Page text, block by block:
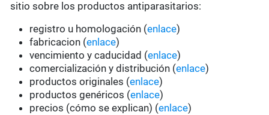
sitio sobre los productos antiparasitarios:
registro u homologación (enlace)
fabricacion (enlace)
vencimiento y caducidad (enlace)
comercialización y distribución (enlace)
productos originales (enlace)
productos genéricos (enlace)
precios (cómo se explican) (enlace)